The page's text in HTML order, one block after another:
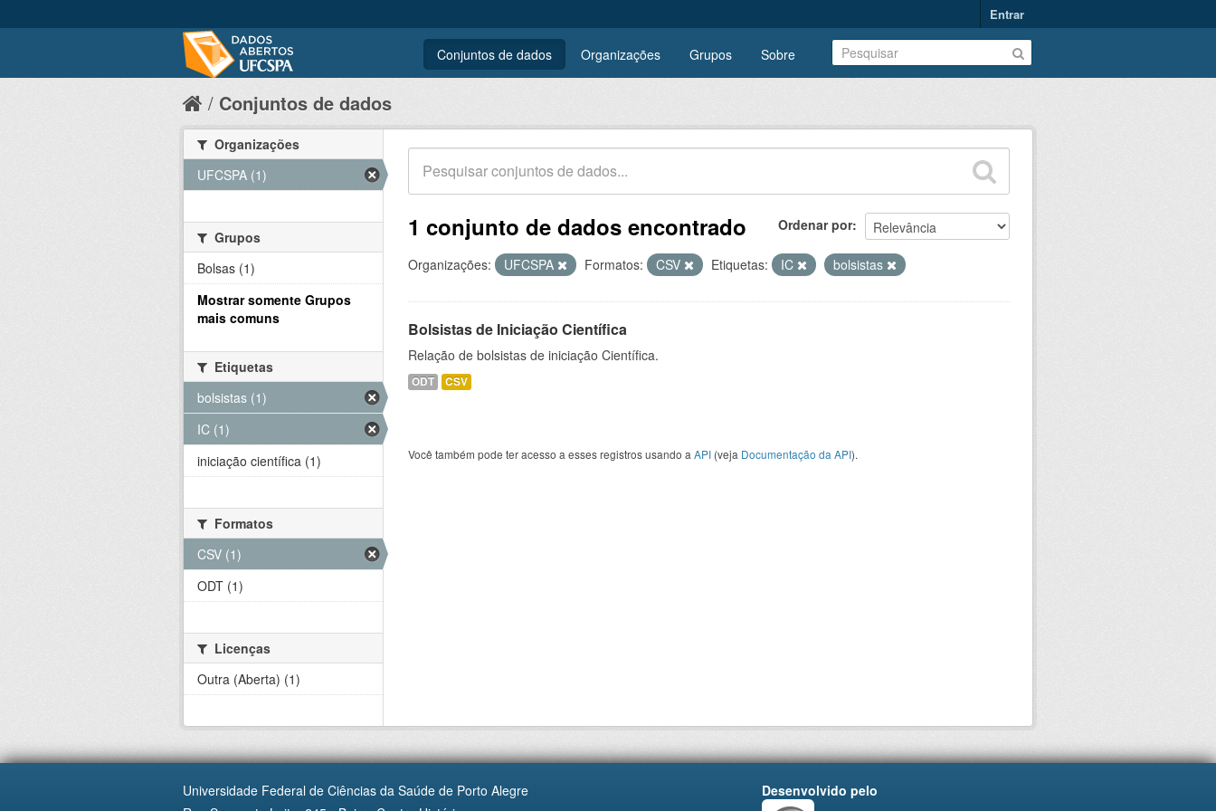
Entrar
Conjuntos de dados Organizações Grupos Sobre
Conjuntos de dados
Ordenar por
1 conjunto de dados encontrado
Organizações: UFCSPA Formatos: CSV Etiquetas: IC bolsistas
Bolsistas de Iniciação Científica
Relação de bolsistas de iniciação Científica.
ODT CSV
Você também pode ter acesso a esses registros usando a API (veja Documentação da API).
Organizações
UFCSPA (1)
Grupos
Bolsas (1)
Mostrar somente Grupos
mais comuns
Etiquetas
bolsistas (1)
IC (1)
iniciação científica (1)
Formatos
CSV (1)
ODT (1)
Licenças
Outra (Aberta) (1)
Universidade Federal de Ciências da Saúde de Porto Alegre
Desenvolvido pelo